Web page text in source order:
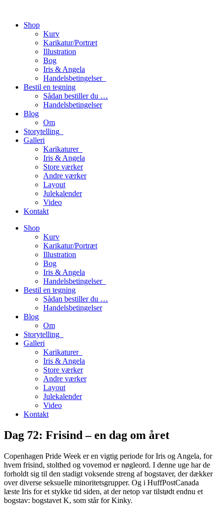
Shop
Kurv
Karikatur/Portræt
Illustration
Bog
Iris & Angela
Handelsbetingelser_
Bestil en tegning
Sådan bestiller du …
Handelsbetingelser
Blog
Om
Storytelling_
Galleri
Karikaturer_
Iris & Angela
Store værker
Andre værker
Layout
Julekalender
Video
Kontakt
Shop
Kurv
Karikatur/Portræt
Illustration
Bog
Iris & Angela
Handelsbetingelser_
Bestil en tegning
Sådan bestiller du …
Handelsbetingelser
Blog
Om
Storytelling_
Galleri
Karikaturer_
Iris & Angela
Store værker
Andre værker
Layout
Julekalender
Video
Kontakt
Dag 72: Frisind – en dag om året
Copenhagen Pride Week er en vigtig periode for Iris og Angela, for
hvem frisind, stolthed og vovemod er nøgleord. I denne uge har de
forholdt sig til den stadigt voksende streng af bogstaver, der dækker
over diverse seksuelle minoritetsgrupper. Og i HuffPostCanada
læste Iris for et stykke tid siden, at der netop var tilstødt endnu et
bogstav: bogstavet K, som står for Kinky.